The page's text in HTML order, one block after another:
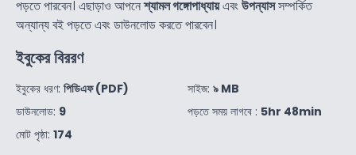
পড়তে পারবেন। এছাড়াও আপনেশ্যামল গঙ্গোপাধ্যায়এবংউপন্যাসসম্পর্কিত
অন্যান্য বই পড়তে এবং ডাউনলোড করতে পারবেন।
ইবুকের বিররণ
ইবুকের ধরণ: পিডিএফ (PDF)
ডাউনলোড: 9
মোট পৃষ্ঠা: 174
সাইজ: ৯ MB
পড়তে সময় লাগবে : 5hr 48min